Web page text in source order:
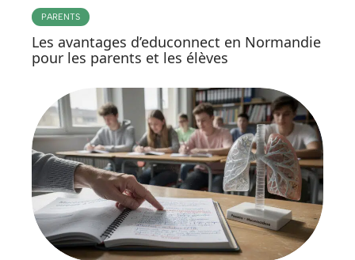
PARENTS
Les avantages d’educonnect en Normandie
pour les parents et les élèves